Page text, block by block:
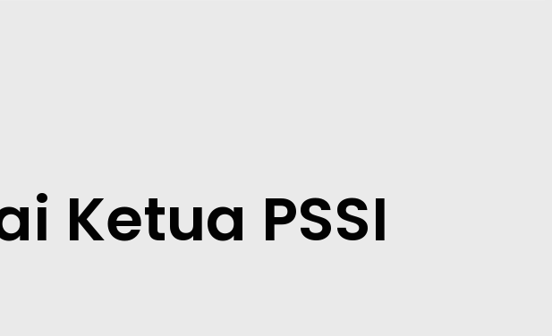
Ketua PSSI